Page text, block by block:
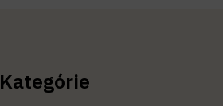
Kategórie